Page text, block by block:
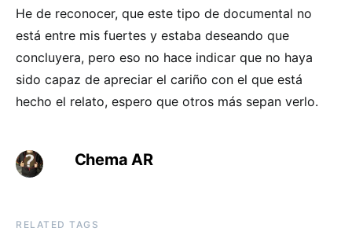
He de reconocer, que este tipo de documental no
está entre mis fuertes y estaba deseando que
concluyera, pero eso no hace indicar que no haya
sido capaz de apreciar el cariño con el que está
hecho el relato, espero que otros más sepan verlo.
Chema AR
RELATED TAGS